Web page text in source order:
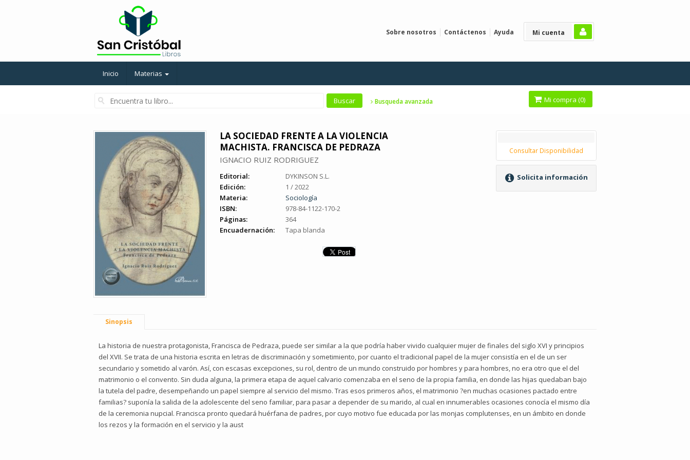
Mi cuenta
Sobre nosotros Contáctenos Ayuda
Inicio Materias
Busqueda avanzada Mi compra (0)
LA SOCIEDAD FRENTE A LA VIOLENCIA
MACHISTA. FRANCISCA DE PEDRAZA
IGNACIO RUIZ RODRIGUEZ
Editorial:
DYKINSON S.L.
Edición:
1 / 2022
Materia:
Sociología
ISBN:
978-84-1122-170-2
Páginas:
364
Encuadernación:
Tapa blanda
Consultar Disponibilidad
Solicita información
Sinopsis
La historia de nuestra protagonista, Francisca de Pedraza, puede ser similar a la que podría haber vivido cualquier mujer de finales del siglo XVI y principios
del XVII. Se trata de una historia escrita en letras de discriminación y sometimiento, por cuanto el tradicional papel de la mujer consistía en el de un ser
secundario y sometido al varón. Así, con escasas excepciones, su rol, dentro de un mundo construido por hombres y para hombres, no era otro que el del
matrimonio o el convento. Sin duda alguna, la primera etapa de aquel calvario comenzaba en el seno de la propia familia, en donde las hijas quedaban bajo
la tutela del padre, desempeñando un papel siempre al servicio del mismo. Tras esos primeros años, el matrimonio ?en muchas ocasiones pactado entre
familias? suponía la salida de la adolescente del seno familiar, para pasar a depender de su marido, al cual en innumerables ocasiones conocía el mismo día
de la ceremonia nupcial. Francisca pronto quedará huérfana de padres, por cuyo motivo fue educada por las monjas complutenses, en un ámbito en donde
los rezos y la formación en el servicio y la aust